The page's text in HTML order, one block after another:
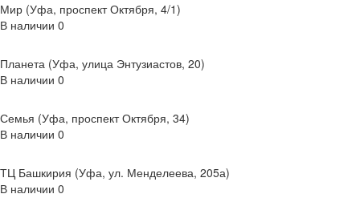
Мир (Уфа, проспект Октября, 4/1)
В наличии 0
Планета (Уфа, улица Энтузиастов, 20)
В наличии 0
Семья (Уфа, проспект Октября, 34)
В наличии 0
ТЦ Башкирия (Уфа, ул. Менделеева, 205а)
В наличии 0